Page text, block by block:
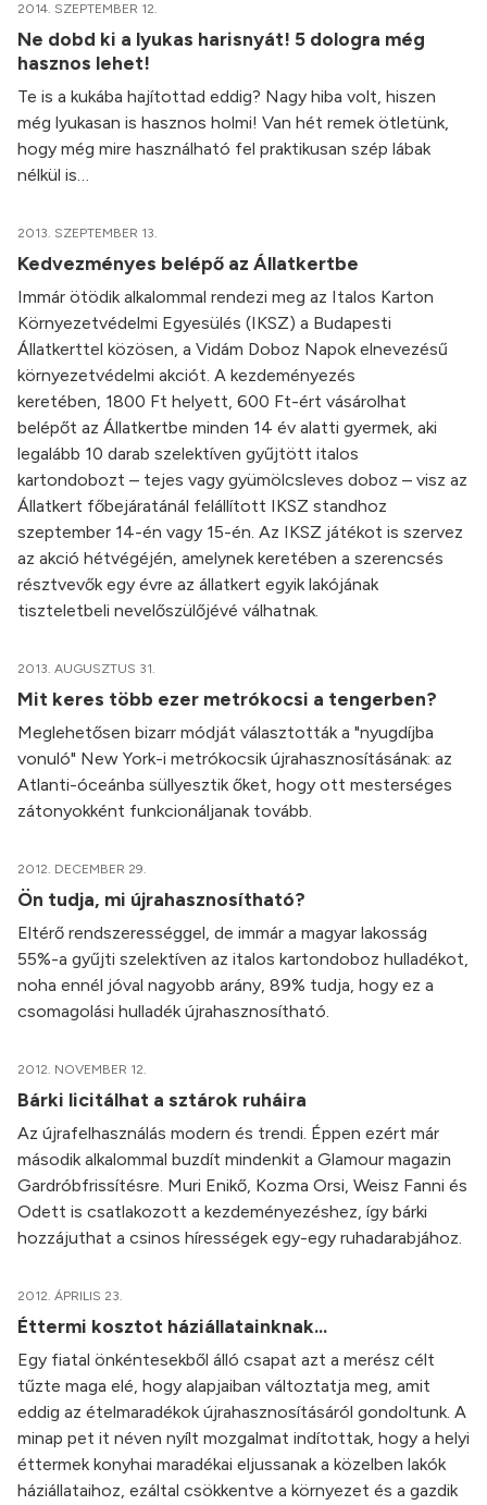
2014. SZEPTEMBER 12.
Ne dobd ki a lyukas harisnyát! 5 dologra még
hasznos lehet!
Te is a kukába hajítottad eddig? Nagy hiba volt, hiszen
még lyukasan is hasznos holmi! Van hét remek ötletünk,
hogy még mire használható fel praktikusan szép lábak
nélkül is…
2013. SZEPTEMBER 13.
Kedvezményes belépő az Állatkertbe
Immár ötödik alkalommal rendezi meg az Italos Karton
Környezetvédelmi Egyesülés (IKSZ) a Budapesti
Állatkerttel közösen, a Vidám Doboz Napok elnevezésű
környezetvédelmi akciót. A kezdeményezés
keretében, 1800 Ft helyett, 600 Ft-ért vásárolhat
belépőt az Állatkertbe minden 14 év alatti gyermek, aki
legalább 10 darab szelektíven gyűjtött italos
kartondobozt – tejes vagy gyümölcsleves doboz – visz az
Állatkert főbejáratánál felállított IKSZ standhoz
szeptember 14-én vagy 15-én. Az IKSZ játékot is szervez
az akció hétvégéjén, amelynek keretében a szerencsés
résztvevők egy évre az állatkert egyik lakójának
tiszteletbeli nevelőszülőjévé válhatnak.
2013. AUGUSZTUS 31.
Mit keres több ezer metrókocsi a tengerben?
Meglehetősen bizarr módját választották a "nyugdíjba
vonuló" New York-i metrókocsik újrahasznosításának: az
Atlanti-óceánba süllyesztik őket, hogy ott mesterséges
zátonyokként funkcionáljanak tovább.
2012. DECEMBER 29.
Ön tudja, mi újrahasznosítható?
Eltérő rendszerességgel, de immár a magyar lakosság
55%-a gyűjti szelektíven az italos kartondoboz hulladékot,
noha ennél jóval nagyobb arány, 89% tudja, hogy ez a
csomagolási hulladék újrahasznosítható.
2012. NOVEMBER 12.
Bárki licitálhat a sztárok ruháira
Az újrafelhasználás modern és trendi. Éppen ezért már
második alkalommal buzdít mindenkit a Glamour magazin
Gardróbfrissítésre. Muri Enikő, Kozma Orsi, Weisz Fanni és
Odett is csatlakozott a kezdeményezéshez, így bárki
hozzájuthat a csinos hírességek egy-egy ruhadarabjához.
2012. ÁPRILIS 23.
Éttermi kosztot háziállatainknak...
Egy fiatal önkéntesekből álló csapat azt a merész célt
tűzte maga elé, hogy alapjaiban változtatja meg, amit
eddig az ételmaradékok újrahasznosításáról gondoltunk. A
minap pet it néven nyílt mozgalmat indítottak, hogy a helyi
éttermek konyhai maradékai eljussanak a közelben lakók
háziállataihoz, ezáltal csökkentve a környezet és a gazdik